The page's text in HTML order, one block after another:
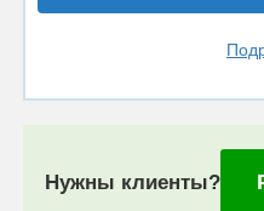
Нужны клиенты?